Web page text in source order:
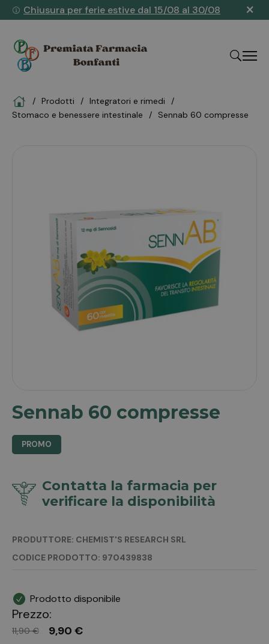
Chiusura per ferie estive dal 15/08 al 30/08 ×
HomeProdotti
integratori e rimedi
stomaco e benessere intestinale
sennab 60 compresse
Sennab 60 compresse
PROMO
Contatta la farmacia per
verificare la disponibilità
PRODUTTORE: CHEMIST'S RESEARCH SRL
CODICE PRODOTTO: 970439838
Prezzo:
9,90 €
11,90 €
Prodotto disponibile